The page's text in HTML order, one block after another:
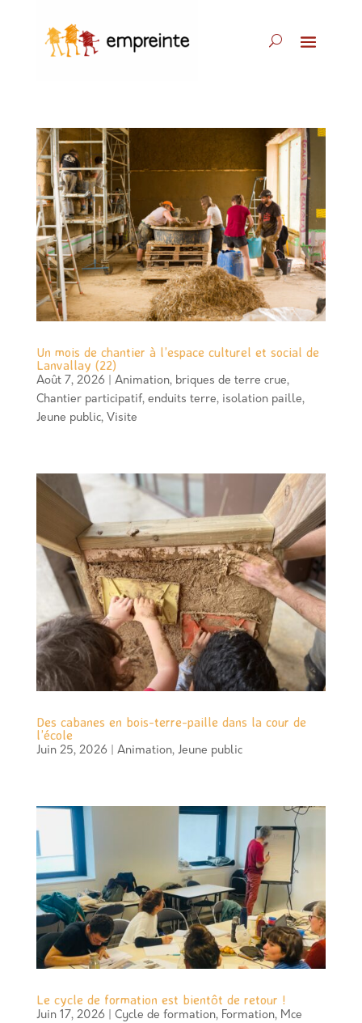
Un mois de chantier à l’espace culturel et social de
Lanvallay (22)
Août 7, 2026| Animation, briques de terre crue,
Chantier participatif, enduits terre, isolation paille,
Jeune public, Visite
Des cabanes en bois-terre-paille dans la cour de
l’école
Juin 25, 2026| Animation, Jeune public
Le cycle de formation est bientôt de retour !
Juin 17, 2026| Cycle de formation, Formation, Mce